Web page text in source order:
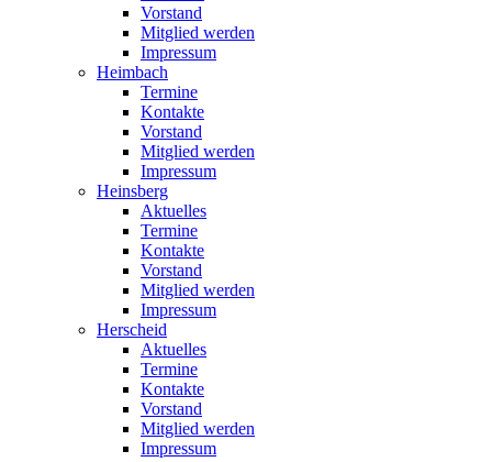
Vorstand
Mitglied werden
Impressum
Heimbach
Termine
Kontakte
Vorstand
Mitglied werden
Impressum
Heinsberg
Aktuelles
Termine
Kontakte
Vorstand
Mitglied werden
Impressum
Herscheid
Aktuelles
Termine
Kontakte
Vorstand
Mitglied werden
Impressum